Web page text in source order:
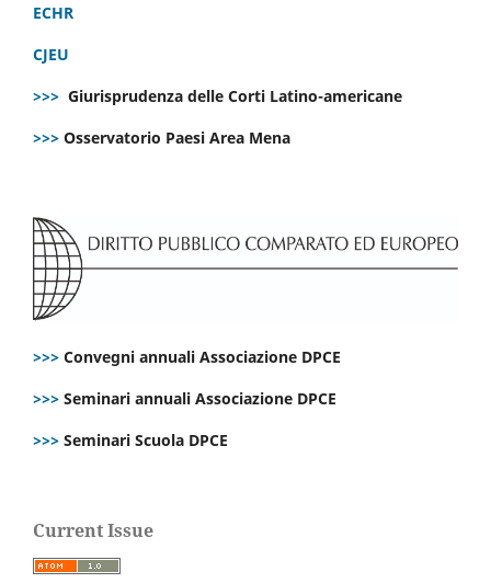
ECHR
CJEU
>>> Giurisprudenza delle Corti Latino-americane
>>> Osservatorio Paesi Area Mena
>>> Convegni annuali Associazione DPCE
>>> Seminari annuali Associazione DPCE
>>> Seminari Scuola DPCE
Current Issue